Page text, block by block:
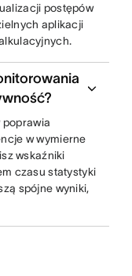
postępów
aplikacji
poprawia
w wymierne
wskaźniki
czasu statystyki
spójne wyniki,